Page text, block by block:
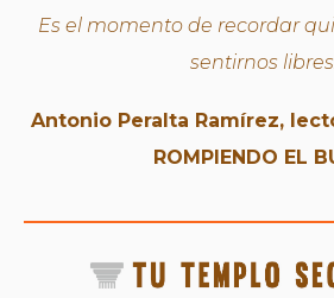
Es el momento de recordar
sentirnos
Antonio Peralta Ramírez,
ROMPIENDO EL